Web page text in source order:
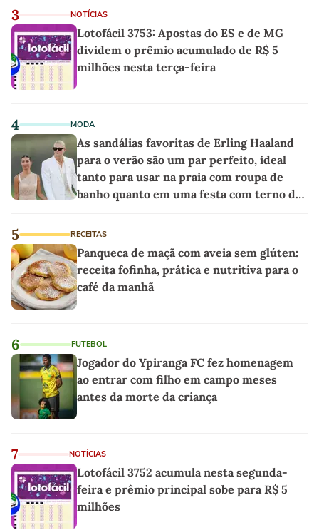
3 NOTÍCIAS
Lotofácil 3753: Apostas do ES e de MG
dividem o prêmio acumulado de R$ 5
milhões nesta terça-feira
4 MODA
As sandálias favoritas de Erling Haaland
para o verão são um par perfeito, ideal
tanto para usar na praia com roupa de
banho quanto em uma festa com terno de
5 RECEITAS
Panqueca de maçã com aveia sem glúten:
receita fofinha, prática e nutritiva para o
café da manhã
6 FUTEBOL
Jogador do Ypiranga FC fez homenagem
ao entrar com filho em campo meses
antes da morte da criança
7 NOTÍCIAS
Lotofácil 3752 acumula nesta segunda-
feira e prêmio principal sobe para R$ 5
milhões